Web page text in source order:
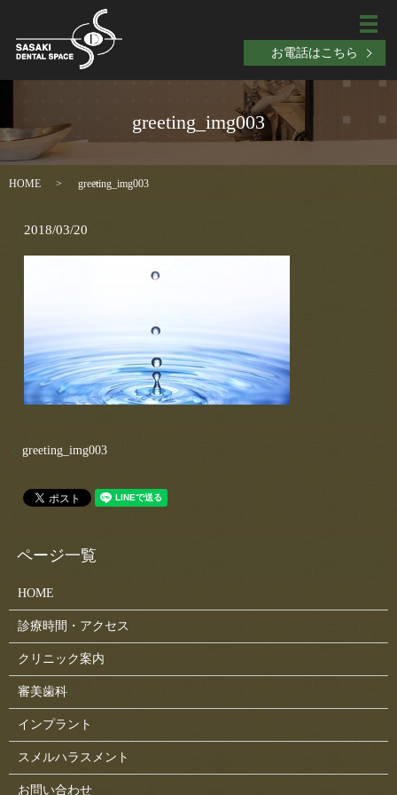
お電話はこちら
メ
greeting_img003
HOME greeting_img003
2018/03/20
greeting_img003
HOME
診療時間・アクセス
クリニック案内
審美歯科
インプラント
スメルハラスメント
お問い合わせ